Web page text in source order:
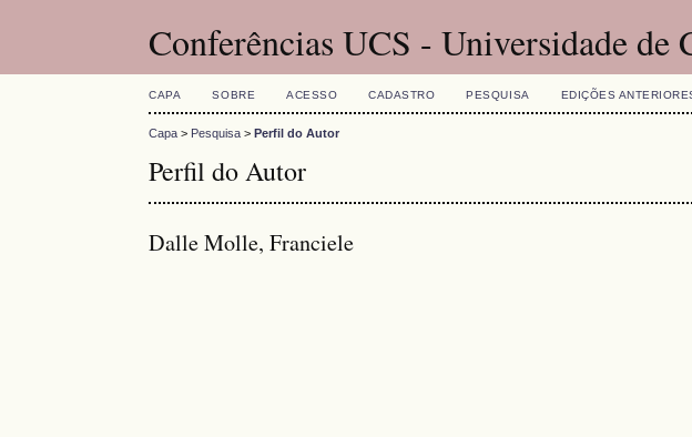
Conferências UCS - Universidade de
CAPA SOBRE ACESSO CADASTRO PESQUISA EDIÇÕES
Capa > Pesquisa >Perfil do Autor
Perfil do Autor
Dalle Molle, Franciele